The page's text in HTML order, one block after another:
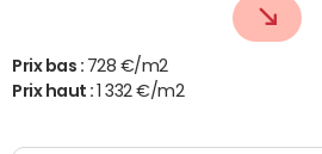
Prix bas : 728 €/m2
Prix haut :
1 332 €/m2